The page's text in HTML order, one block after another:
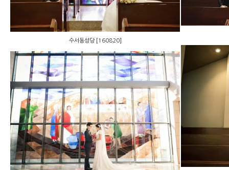
수서동성당 [160820]
세곡성당[171205]